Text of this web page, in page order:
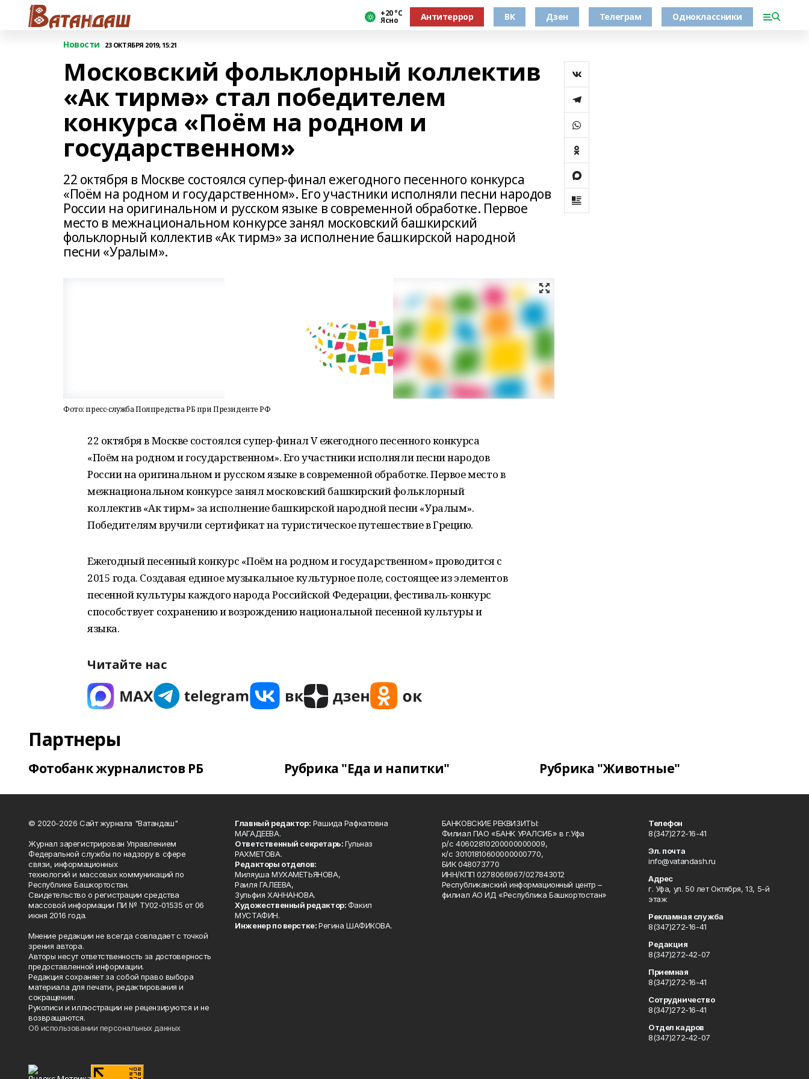
+20 °С
Ясно Антитеррор ВК Дзен Телеграм Одноклассники
Новости 23 ОКТЯБРЯ 2019, 15:21
Московский фольклорный коллектив
«Ак тирмә» стал победителем
конкурса «Поём на родном и
государственном»
22 октября в Москве состоялся супер-финал ежегодного песенного конкурса
«Поём на родном и государственном». Его участники исполняли песни народов
России на оригинальном и русском языке в современной обработке. Первое
место в межнациональном конкурсе занял московский башкирский
фольклорный коллектив «Ак тирмэ» за исполнение башкирской народной
песни «Уралым».
Фото: пресс-служба Полпредства РБ при Президенте РФ
22 октября в Москве состоялся супер-финал V ежегодного песенного конкурса
«Поём на родном и государственном». Его участники исполняли песни народов
России на оригинальном и русском языке в современной обработке. Первое место в
межнациональном конкурсе занял московский башкирский фольклорный
коллектив «Ак тирмә» за исполнение башкирской народной песни «Уралым».
Победителям вручили сертификат на туристическое путешествие в Грецию.
Ежегодный песенный конкурс «Поём на родном и государственном» проводится с
2015 года. Создавая единое музыкальное культурное поле, состоящее из элементов
песенной культуры каждого народа Российской Федерации, фестиваль-конкурс
способствует сохранению и возрождению национальной песенной культуры и
языка.
Читайте нас
Партнеры
Фотобанк журналистов РБ Рубрика "Еда и напитки" Рубрика "Животные"
© 2020-2026 Сайт журнала "Ватандаш"
Журнал зарегистрирован Управлением
Федеральной службы по надзору в сфере
связи, информационных
технологий и массовых коммуникаций по
Республике Башкортостан.
Свидетельство о регистрации средства
массовой информации ПИ № ТУ02-01535 от 06
июня 2016 года.
Мнение редакции не всегда совпадает с точкой
зрения автора.
Авторы несут ответственность за достоверность
предоставленной информации.
Редакция сохраняет за собой право выбора
материала для печати, редактирования и
сокращения.
Рукописи и иллюстрации не рецензируются и не
возвращаются.
Об использовании персональных данных
Главный редактор: Рашида Рафкатовна
МАГАДЕЕВА.
Ответственный секретарь:Гульназ
РАХМЕТОВА.
Редакторы отделов:
Миляуша МУХАМЕТЬЯНОВА,
Раиля ГАЛЕЕВА,
Зульфия ХАННАНОВА.
Художественный редактор:Факил
МУСТАФИН.
Инженер по верстке:Регина ШАФИКОВА.
БАНКОВСКИЕ РЕКВИЗИТЫ:
Филиал ПАО «БАНК УРАЛСИБ» в г.Уфа
р/с 40602810200000000009,
к/с 30101810600000000770,
БИК 048073770
ИНН/КПП 0278066967/027843012
Республиканский информационный центр –
филиал АО ИД «Республика Башкортостан»
Телефон
8(347)272-16-41
Эл. почта
info@vatandash.ru
Адрес
г. Уфа, ул. 50 лет Октября, 13, 5-й
этаж
Рекламная служба
8(347)272-16-41
Редакция
8(347)272-42-07
Приемная
8(347)272-16-41
Сотрудничество
8(347)272-16-41
Отдел кадров
8(347)272-42-07